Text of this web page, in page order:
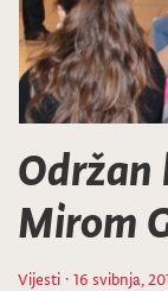
Održan
Mirom
Vijesti · 16 svibnja,